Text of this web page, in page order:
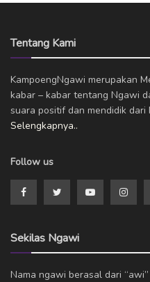
Tentang Kami
KampoengNgawi merupakan
kabar – kabar tentang Ngawi
suara positif dan mendidik dari
Selengkapnya..
Follow us
Sekilas Ngawi
Nama ngawi berasal dari